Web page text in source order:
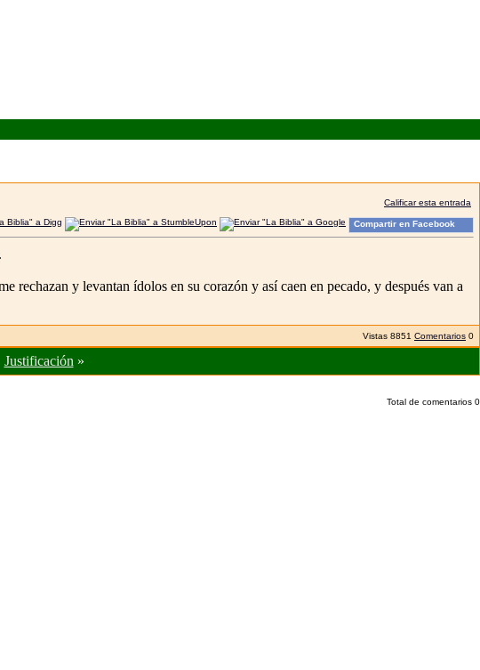
Calificar esta entrada
Compartir en Facebook
rechazan y levantan ídolos en su corazón y así caen en pecado, y después van a
Vistas 8851 Comentarios 0
Justificación »
Total de comentarios 0